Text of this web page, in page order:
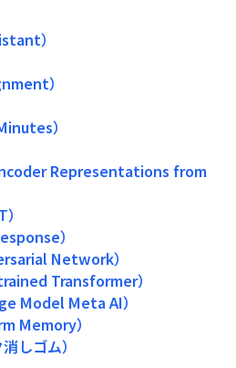
）
）
）
Representations from
）
Network）
Transformer）
Model Meta AI）
Memory）
しゴム）